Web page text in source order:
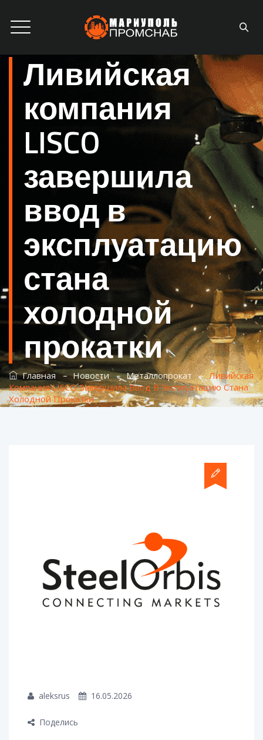
Ливийская
компания
LISCO
завершила
ввод в
эксплуатацию
стана
холодной
прокатки
Главная–Новости–Металлопрокат–Ливийская
Компания LISCO Завершила Ввод В Эксплуатацию Стана
Холодной Прокатки
aleksrus 16.05.2026
Поделись